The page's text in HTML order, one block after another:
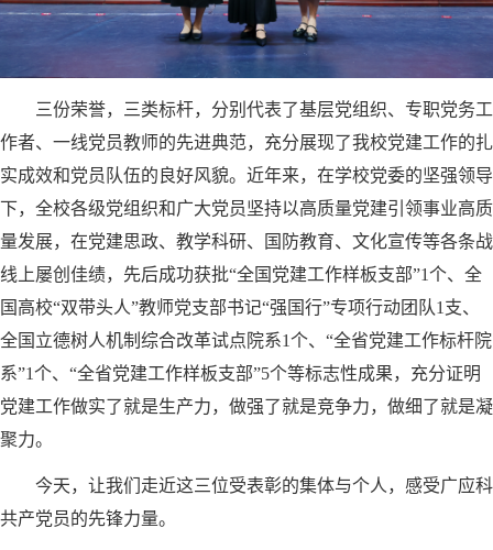
三份荣誉，三类标杆，分别代表了基层党组织、专职党务工
作者、一线党员教师的先进典范，充分展现了我校党建工作的扎
实成效和党员队伍的良好风貌。近年来，在学校党委的坚强领导
下，全校各级党组织和广大党员坚持以高质量党建引领事业高质
量发展，在党建思政、教学科研、国防教育、文化宣传等各条战
线上屡创佳绩，先后成功获批“全国党建工作样板支部”1个、全
国高校“双带头人”教师党支部书记“强国行”专项行动团队1支、
全国立德树人机制综合改革试点院系1个、“全省党建工作标杆院
系”1个、“全省党建工作样板支部”5个等标志性成果，充分证明
党建工作做实了就是生产力，做强了就是竞争力，做细了就是凝
聚力。
今天，让我们走近这三位受表彰的集体与个人，感受广应科
共产党员的先锋力量。